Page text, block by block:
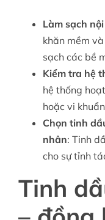
Làm sạch
khăn mềm
sạch các bề
Kiểm tra hệ
hệ thống
hoặc vi
Chọn tinh
nhân: Tinh
cho sự tỉnh
Tinh